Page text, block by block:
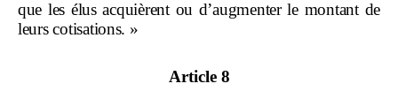
que les élus acquièrent ou d’augmenter le montant de
leurs cotisations. »
Article 8